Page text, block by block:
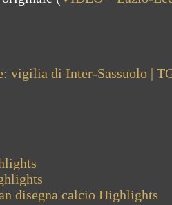
vigilia di Inter-Sassuolo |
disegna calcio Highlights